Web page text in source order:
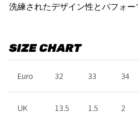
洗練されたデザイン性とパフォー
SIZE CHART
Euro 32 33 34
UK 13.5 1.5 2